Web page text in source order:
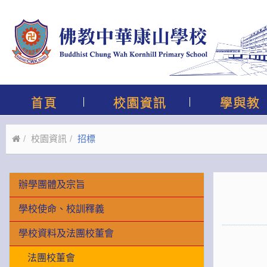
校園資訊 招標
辦學團體及宗旨
學校使命、校訓釋義
學校資料及法團校董會
法團校董會